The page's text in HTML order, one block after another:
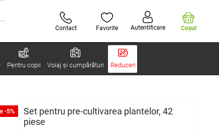
Contact Favorite Autentificare Coşul
Pentru copii Voiaj și cumpărături Reduceri
-5%
Set pentru pre-cultivarea plantelor, 42
piese